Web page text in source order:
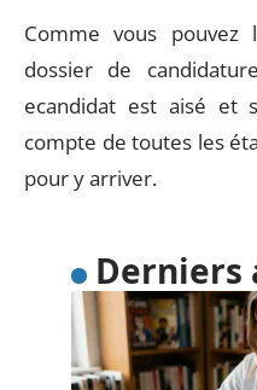
Comme vous pouvez
dossier de
ecandidat est aisé et
compte de toutes les
pour y arriver.
Derniers